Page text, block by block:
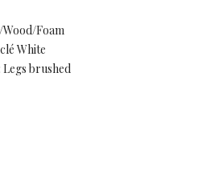
Wood/Foam
White
brushed